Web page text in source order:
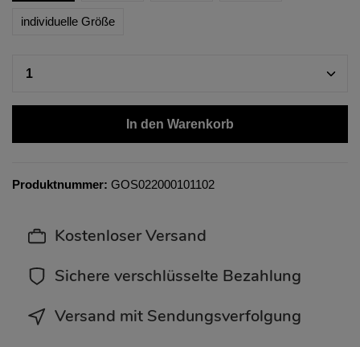
individuelle Größe
In den Warenkorb
Produktnummer: GOS022000101102
Kostenloser Versand
Sichere verschlüsselte Bezahlung
Versand mit Sendungsverfolgung